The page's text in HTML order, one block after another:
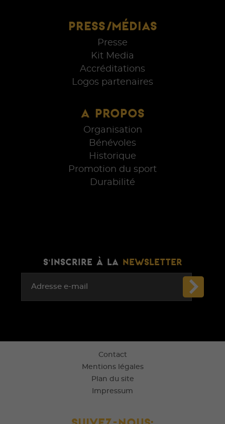
PRESS/MÉDIAS
Presse
Kit Media
Accréditations
Logos partenaires
A PROPOS
Organisation
Bénévoles
Historique
Promotion du sport
Durabilité
S'INSCRIRE À LA NEWSLETTER
Adresse e-mail
Contact
Mentions légales
Plan du site
Impressum